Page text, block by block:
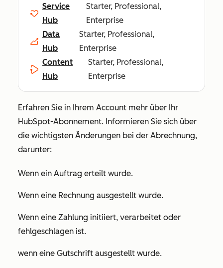
Service
Hub
Starter, Professional,
Enterprise
Data
Hub
Starter, Professional,
Enterprise
Content
Hub
Starter, Professional,
Enterprise
Erfahren Sie in Ihrem Account mehr über Ihr
HubSpot-Abonnement. Informieren Sie sich über
die wichtigsten Änderungen bei der Abrechnung,
darunter:
Wenn ein Auftrag erteilt wurde.
Wenn eine Rechnung ausgestellt wurde.
Wenn eine Zahlung initiiert, verarbeitet oder
fehlgeschlagen ist.
wenn eine Gutschrift ausgestellt wurde.